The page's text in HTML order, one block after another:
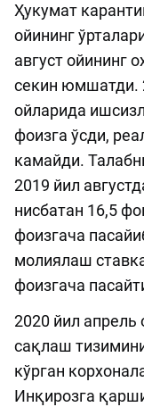
Ҳукумат
ойининг
август ойининг
секин юмшатди.
ойларида
фоизга ўсди,
камайди.
2019 йил
нисбатан 16,5
фоизгача
молиялаш
фоизгача
2020 йил апрель
сақлаш
кўрган
Инқирозга